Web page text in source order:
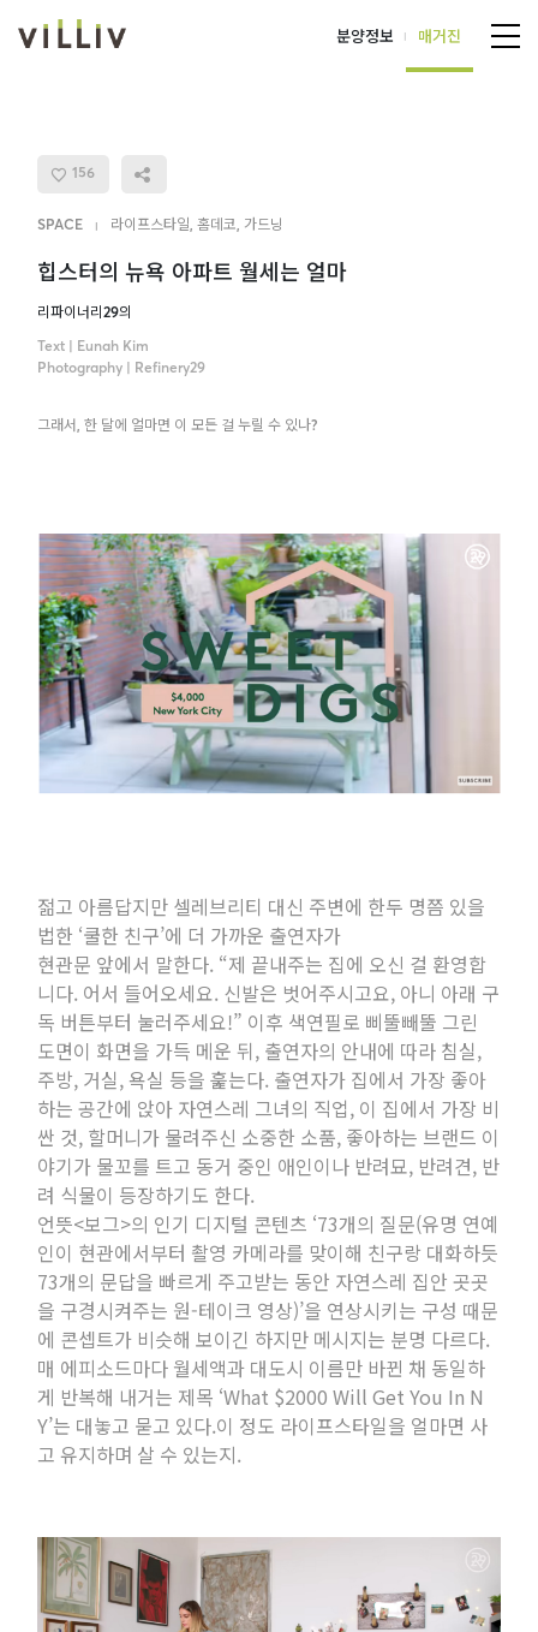
분양정보 매거진
JOIN
EVENT
분양정보
ALL
FEATURE
SSGLIFE
VIDEOS
BRAND STORY
빌리브 스토리
브랜드 스토리 빌리브 라이프 서비스
NEWSLETTER
SPACE | 라이프스타일,홈데코, 가드닝
힙스터의 뉴욕 아파트 월세는 얼마
리파이너리29의
Text | Eunah Kim
Photography | Refinery29
156
그래서, 한 달에 얼마면 이 모든 걸 누릴 수 있나?
젊고 아름답지만 셀레브리티 대신 주변에 한두 명쯤 있을
법한 ‘쿨한 친구’에 더 가까운 출연자가
현관문 앞에서 말한다. “제 끝내주는 집에 오신 걸 환영합
니다. 어서 들어오세요. 신발은 벗어주시고요, 아니 아래 구
독 버튼부터 눌러주세요!” 이후 색연필로 삐뚤빼뚤 그린
도면이 화면을 가득 메운 뒤, 출연자의 안내에 따라 침실,
주방, 거실, 욕실 등을 훑는다. 출연자가 집에서 가장 좋아
하는 공간에 앉아 자연스레 그녀의 직업, 이 집에서 가장 비
싼 것, 할머니가 물려주신 소중한 소품, 좋아하는 브랜드 이
야기가 물꼬를 트고 동거 중인 애인이나 반려묘, 반려견, 반
려 식물이 등장하기도 한다.
언뜻<보그>의 인기 디지털 콘텐츠 ‘73개의 질문(유명 연예
인이 현관에서부터 촬영 카메라를 맞이해 친구랑 대화하듯
73개의 문답을 빠르게 주고받는 동안 자연스레 집안 곳곳
을 구경시켜주는 원-테이크 영상)’을 연상시키는 구성 때문
에 콘셉트가 비슷해 보이긴 하지만 메시지는 분명 다르다.
매 에피소드마다 월세액과 대도시 이름만 바뀐 채 동일하
게 반복해 내거는 제목 ‘What $2000 Will Get You In N
Y’는 대놓고 묻고 있다.이 정도 라이프스타일을 얼마면 사
고 유지하며 살 수 있는지.